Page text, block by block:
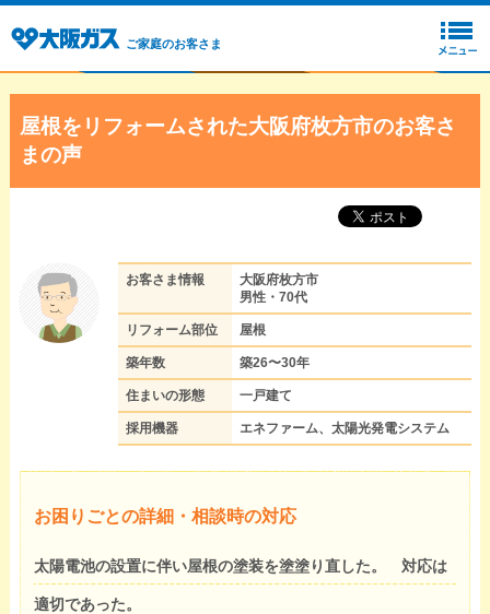
ご家庭のお客さま
屋根をリフォームされた大阪府枚方市のお客さ
まの声
お客さま情報
大阪府枚方市
男性・70代
リフォーム部位 屋根
築年数 築26〜30年
住まいの形態 一戸建て
採用機器 エネファーム、太陽光発電システム
お困りごとの詳細・相談時の対応
太陽電池の設置に伴い屋根の塗装を塗塗り直した。 対応は
適切であった。